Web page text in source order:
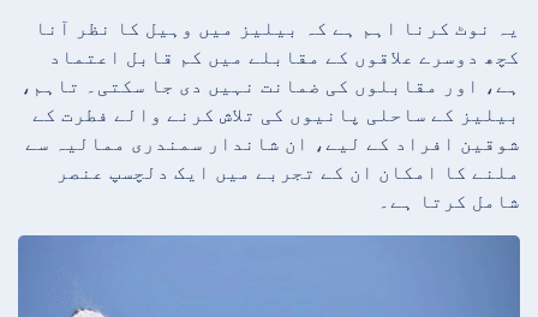
یہ نوٹ کرنا اہم ہے کہ بیلیز میں وہیل کا نظر آنا
کچھ دوسرے علاقوں کے مقابلے میں کم قابل اعتماد
ہے، اور مقابلوں کی ضمانت نہیں دی جا سکتی۔ تاہم،
بیلیز کے ساحلی پانیوں کی تلاش کرنے والے فطرت کے
شوقین افراد کے لیے، ان شاندار سمندری ممالیہ سے
ملنے کا امکان ان کے تجربے میں ایک دلچسپ عنصر
شامل کرتا ہے۔